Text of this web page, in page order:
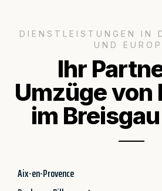
DIENSTLEISTUNGEN IN
UND
Ihr
Umzüge von
im
Aix-en-Provence